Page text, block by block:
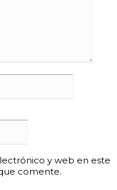
y web en este
comente.